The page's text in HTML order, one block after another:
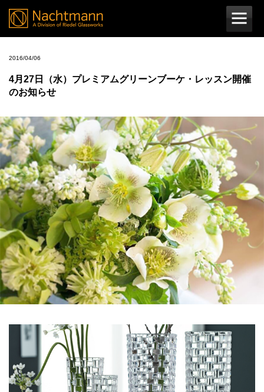
2016/04/06
4月27日（水）プレミアムグリーンブーケ・レッスン開催
のお知らせ